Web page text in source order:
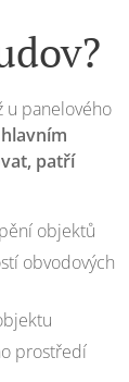
u panelového
patří
objektů
obvodových
prostředí